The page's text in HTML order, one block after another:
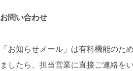
お問い合わせ
「お知らせメール」は有料機能の
ましたら、担当営業に直接ご連絡を